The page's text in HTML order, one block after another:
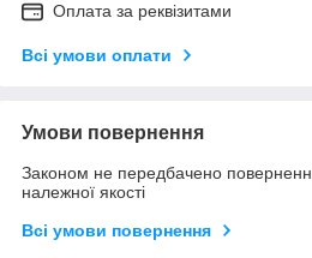
Оплата за реквізитами
Всі умови оплати
Умови повернення
Законом не передбачено
належної якості
Всі умови повернення